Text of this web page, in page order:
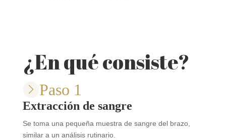
¿En qué consiste?
Paso 1
Extracción de sangre
Se toma una pequeña muestra de sangre del brazo,
similar a un análisis rutinario.